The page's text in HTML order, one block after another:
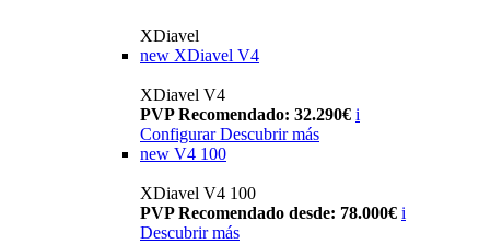
XDiavel
new XDiavel V4
XDiavel V4
PVP Recomendado: 32.290€ i
Configurar Descubrir más
new V4 100
XDiavel V4 100
PVP Recomendado desde: 78.000€ i
Descubrir más